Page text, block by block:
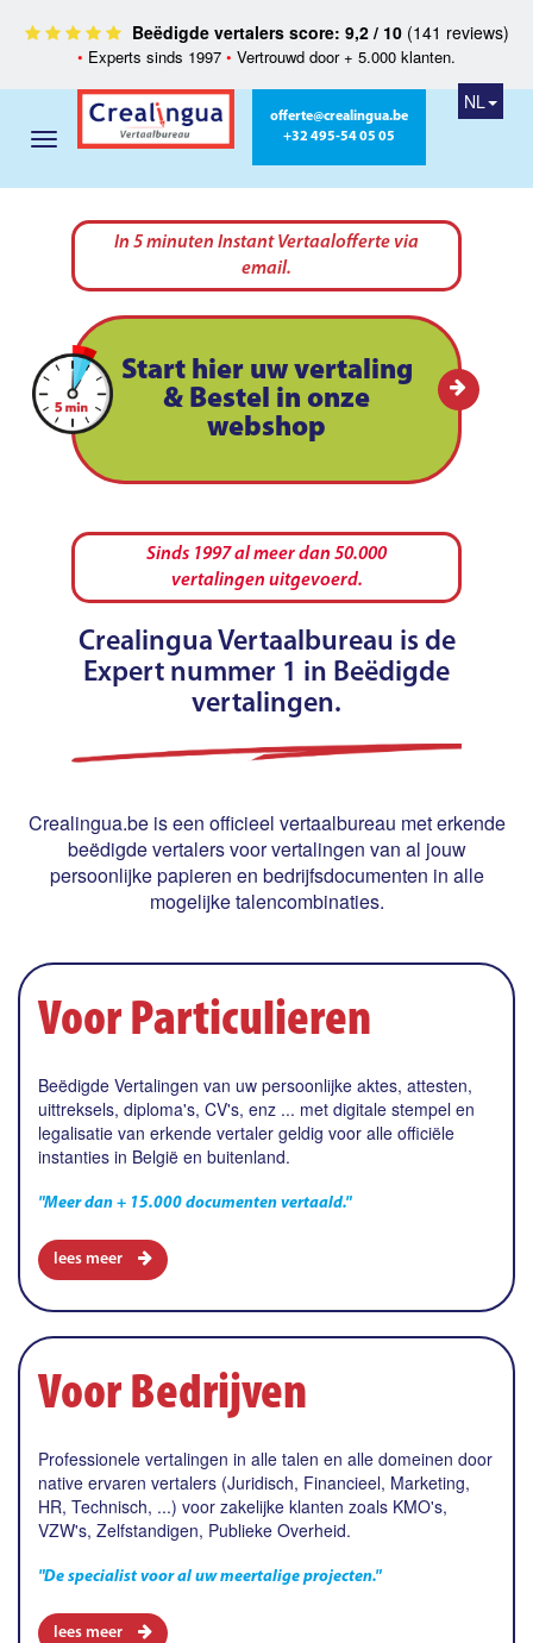
Beëdigde vertalers score: 9,2 / 10(141 reviews)
• Experts sinds 1997 • Vertrouwd door + 5.000 klanten.
offerte@crealingua.be
+32 495-54 05 05
NL
In 5 minuten Instant Vertaalofferte via
email.
Start hier uw vertaling
& Bestel in onze
webshop
Sinds 1997 al meer dan 50.000
vertalingen uitgevoerd.
Crealingua Vertaalbureau is de
Expert nummer 1 in Beëdigde
vertalingen.
Crealingua.be is een officieel vertaalbureau met erkende
beëdigde vertalers voor vertalingen van al jouw
persoonlijke papieren en bedrijfsdocumenten in alle
mogelijke talencombinaties.
Voor Particulieren
Beëdigde Vertalingen van uw persoonlijke aktes, attesten,
uittreksels, diploma's, CV's, enz ... met digitale stempel en
legalisatie van erkende vertaler geldig voor alle officiële
instanties in België en buitenland.
"Meer dan + 15.000 documenten vertaald."
lees meer
Voor Bedrijven
Professionele vertalingen in alle talen en alle domeinen door
native ervaren vertalers (Juridisch, Financieel, Marketing,
HR, Technisch, ...) voor zakelijke klanten zoals KMO's,
VZW's, Zelfstandigen, Publieke Overheid.
"De specialist voor al uw meertalige projecten."
lees meer